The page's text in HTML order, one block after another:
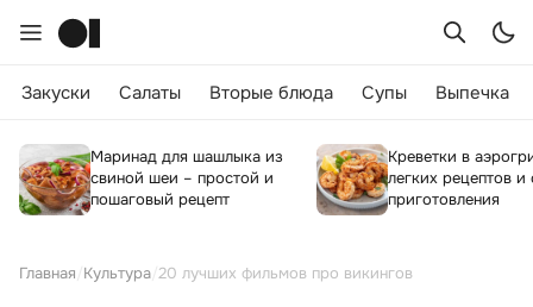
Закуски Салаты Вторые блюда Супы Выпечка
Маринад для шашлыка из
свиной шеи – простой и
пошаговый рецепт
Креветки в
легких рецептов и
приготовления
Главная Культура 20 лучших фильмов про викингов